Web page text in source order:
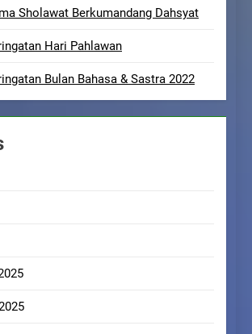
Sholawat Berkumandang Dahsyat
Hari Pahlawan
Bulan Bahasa & Sastra 2022